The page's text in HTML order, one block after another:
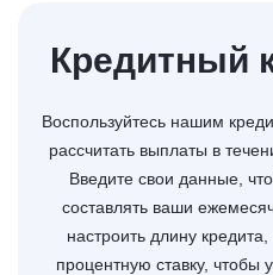
Кредитный
Воспользуйтесь нашим
рассчитать выплаты в
Введите свои данные,
составлять ваши
настроить длину
процентную ставку, чтобы